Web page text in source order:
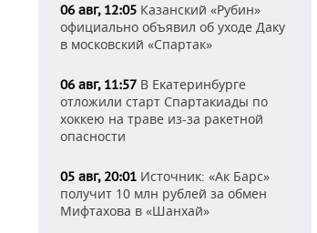
06 авг, 12:05 Казанский «Рубин»
официально объявил об уходе Даку
в московский «Спартак»
06 авг, 11:57 В Екатеринбурге
отложили старт Спартакиады по
хоккею на траве из-за ракетной
опасности
05 авг, 20:01 Источник: «Ак Барс»
получит 10 млн рублей за обмен
Мифтахова в «Шанхай»